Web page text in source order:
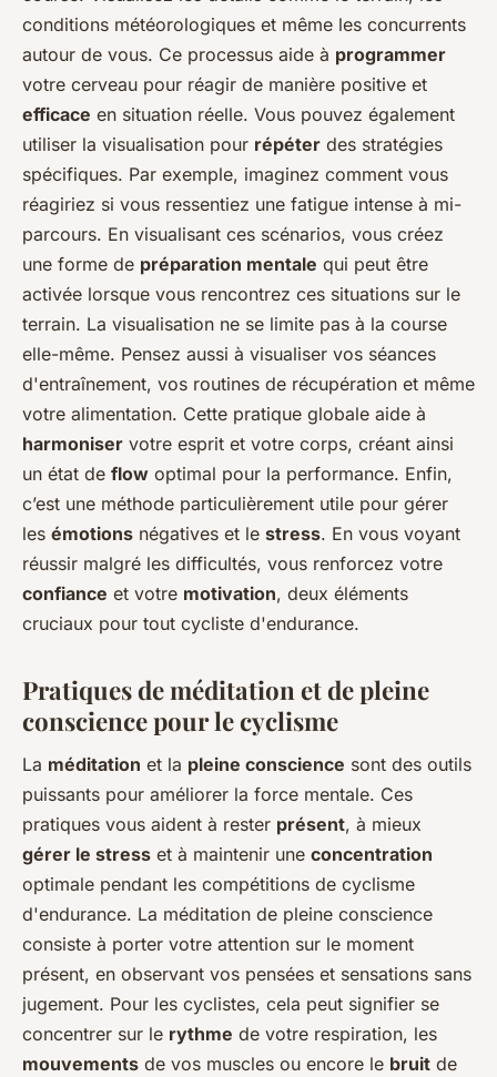
conditions météorologiques et même les concurrents
autour de vous. Ce processus aide à programmer
votre cerveau pour réagir de manière positive et
efficace en situation réelle. Vous pouvez également
utiliser la visualisation pour répéter des stratégies
spécifiques. Par exemple, imaginez comment vous
réagiriez si vous ressentiez une fatigue intense à mi-
parcours. En visualisant ces scénarios, vous créez
une forme de préparation mentale qui peut être
activée lorsque vous rencontrez ces situations sur le
terrain. La visualisation ne se limite pas à la course
elle-même. Pensez aussi à visualiser vos séances
d'entraînement, vos routines de récupération et même
votre alimentation. Cette pratique globale aide à
harmoniser votre esprit et votre corps, créant ainsi
un état de flow optimal pour la performance. Enfin,
c’est une méthode particulièrement utile pour gérer
les émotions négatives et le stress. En vous voyant
réussir malgré les difficultés, vous renforcez votre
confiance et votre motivation, deux éléments
cruciaux pour tout cycliste d'endurance.
Pratiques de méditation et de pleine
conscience pour le cyclisme
La méditation et la pleine conscience sont des outils
puissants pour améliorer la force mentale. Ces
pratiques vous aident à rester présent, à mieux
gérer le stress et à maintenir une concentration
optimale pendant les compétitions de cyclisme
d'endurance. La méditation de pleine conscience
consiste à porter votre attention sur le moment
présent, en observant vos pensées et sensations sans
jugement. Pour les cyclistes, cela peut signifier se
concentrer sur le rythme de votre respiration, les
mouvements de vos muscles ou encore le bruit de